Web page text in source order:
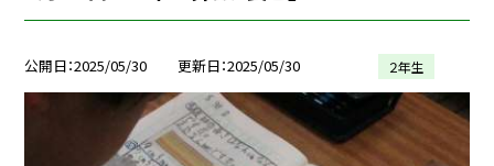
公開日 2025/05/30 更新日 2025/05/30 ２年生